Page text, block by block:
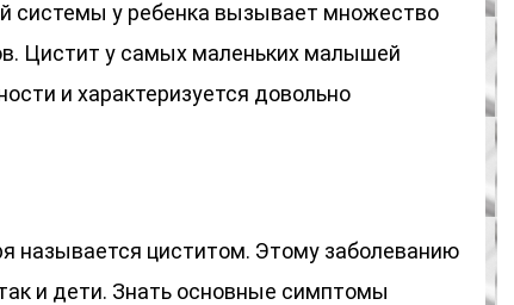
системы у ребенка вызывает множество
Цистит у самых маленьких малышей
и характеризуется довольно
называется циститом. Этому заболеванию
и дети. Знать основные симптомы